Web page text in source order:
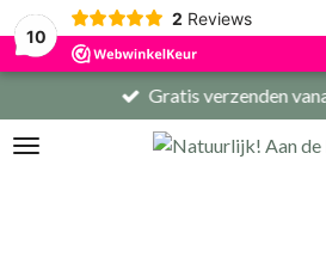
10
2 Reviews
Gratis verzenden